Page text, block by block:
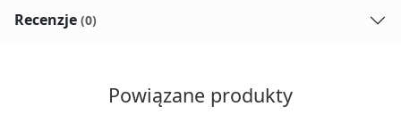
Recenzje (0)
Powiązane produkty